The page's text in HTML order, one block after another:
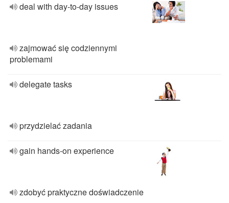
deal with day-to-day issues
zajmować się codziennymi
problemami
delegate tasks
przydzielać zadania
gain hands-on experience
zdobyć praktyczne doświadczenie